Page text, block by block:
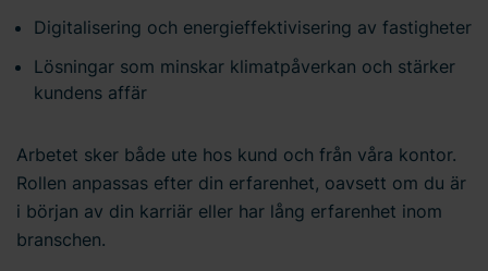
Digitalisering och energieffektivisering av fastigheter
Lösningar som minskar klimatpåverkan och stärker
kundens affär
Arbetet sker både ute hos kund och från våra kontor.
Rollen anpassas efter din erfarenhet, oavsett om du är
i början av din karriär eller har lång erfarenhet inom
branschen.